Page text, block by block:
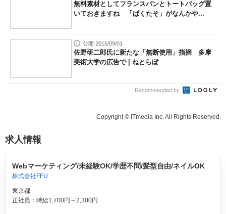
無料素材としてフランスパンとトートバッグ置
いておきますね 「ぱくたそ」がなんかや...
公開 2015/09/01
佐野研二郎氏に新たな「無断使用」指摘 多摩
美術大学の広告で | ねとらぼ
Recommended by
Copyright © ITmedia Inc. All Rights Reserved.
求人情報
Webマーケティング/未経験OK/学歴不問/髪型自由/ネイルOK
株式会社FFU
東京都
正社員：時給1,700円～2,300円